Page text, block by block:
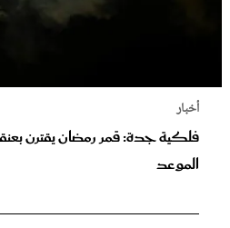
أخبار
فلكية جدة: قمر رمضان يقترن
الموعد